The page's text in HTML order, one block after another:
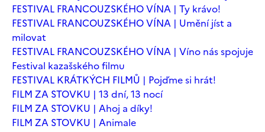
FESTIVAL FRANCOUZSKÉHO VÍNA | Ty krávo!
FESTIVAL FRANCOUZSKÉHO VÍNA | Umění jíst a
milovat
FESTIVAL FRANCOUZSKÉHO VÍNA | Víno nás spojuje
Festival kazašského filmu
FESTIVAL KRÁTKÝCH FILMŮ | Pojďme si hrát!
FILM ZA STOVKU | 13 dní, 13 nocí
FILM ZA STOVKU | Ahoj a díky!
FILM ZA STOVKU | Animale